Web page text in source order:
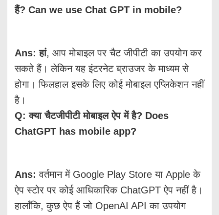
हैं? Can we use Chat GPT in mobile?
Ans: हां, आप मोबाइल पर चैट जीपीटी का उपयोग कर
सकते हैं। लेकिन यह इंटरनेट ब्राउजर के माध्यम से
होगा। फिलहाल इसके लिए कोई मोबाइल एप्लिकेशन नहीं
है।
Q: क्या चैटजीपीटी मोबाइल ऐप में है? Does
ChatGPT has mobile app?
Ans:वर्तमान में Google Play Store या Apple के
ऐप स्टोर पर कोई आधिकारिक ChatGPT ऐप नहीं है।
हालाँकि, कुछ ऐप हैं जो OpenAI API का उपयोग